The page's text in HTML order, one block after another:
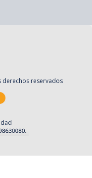
derechos reservados